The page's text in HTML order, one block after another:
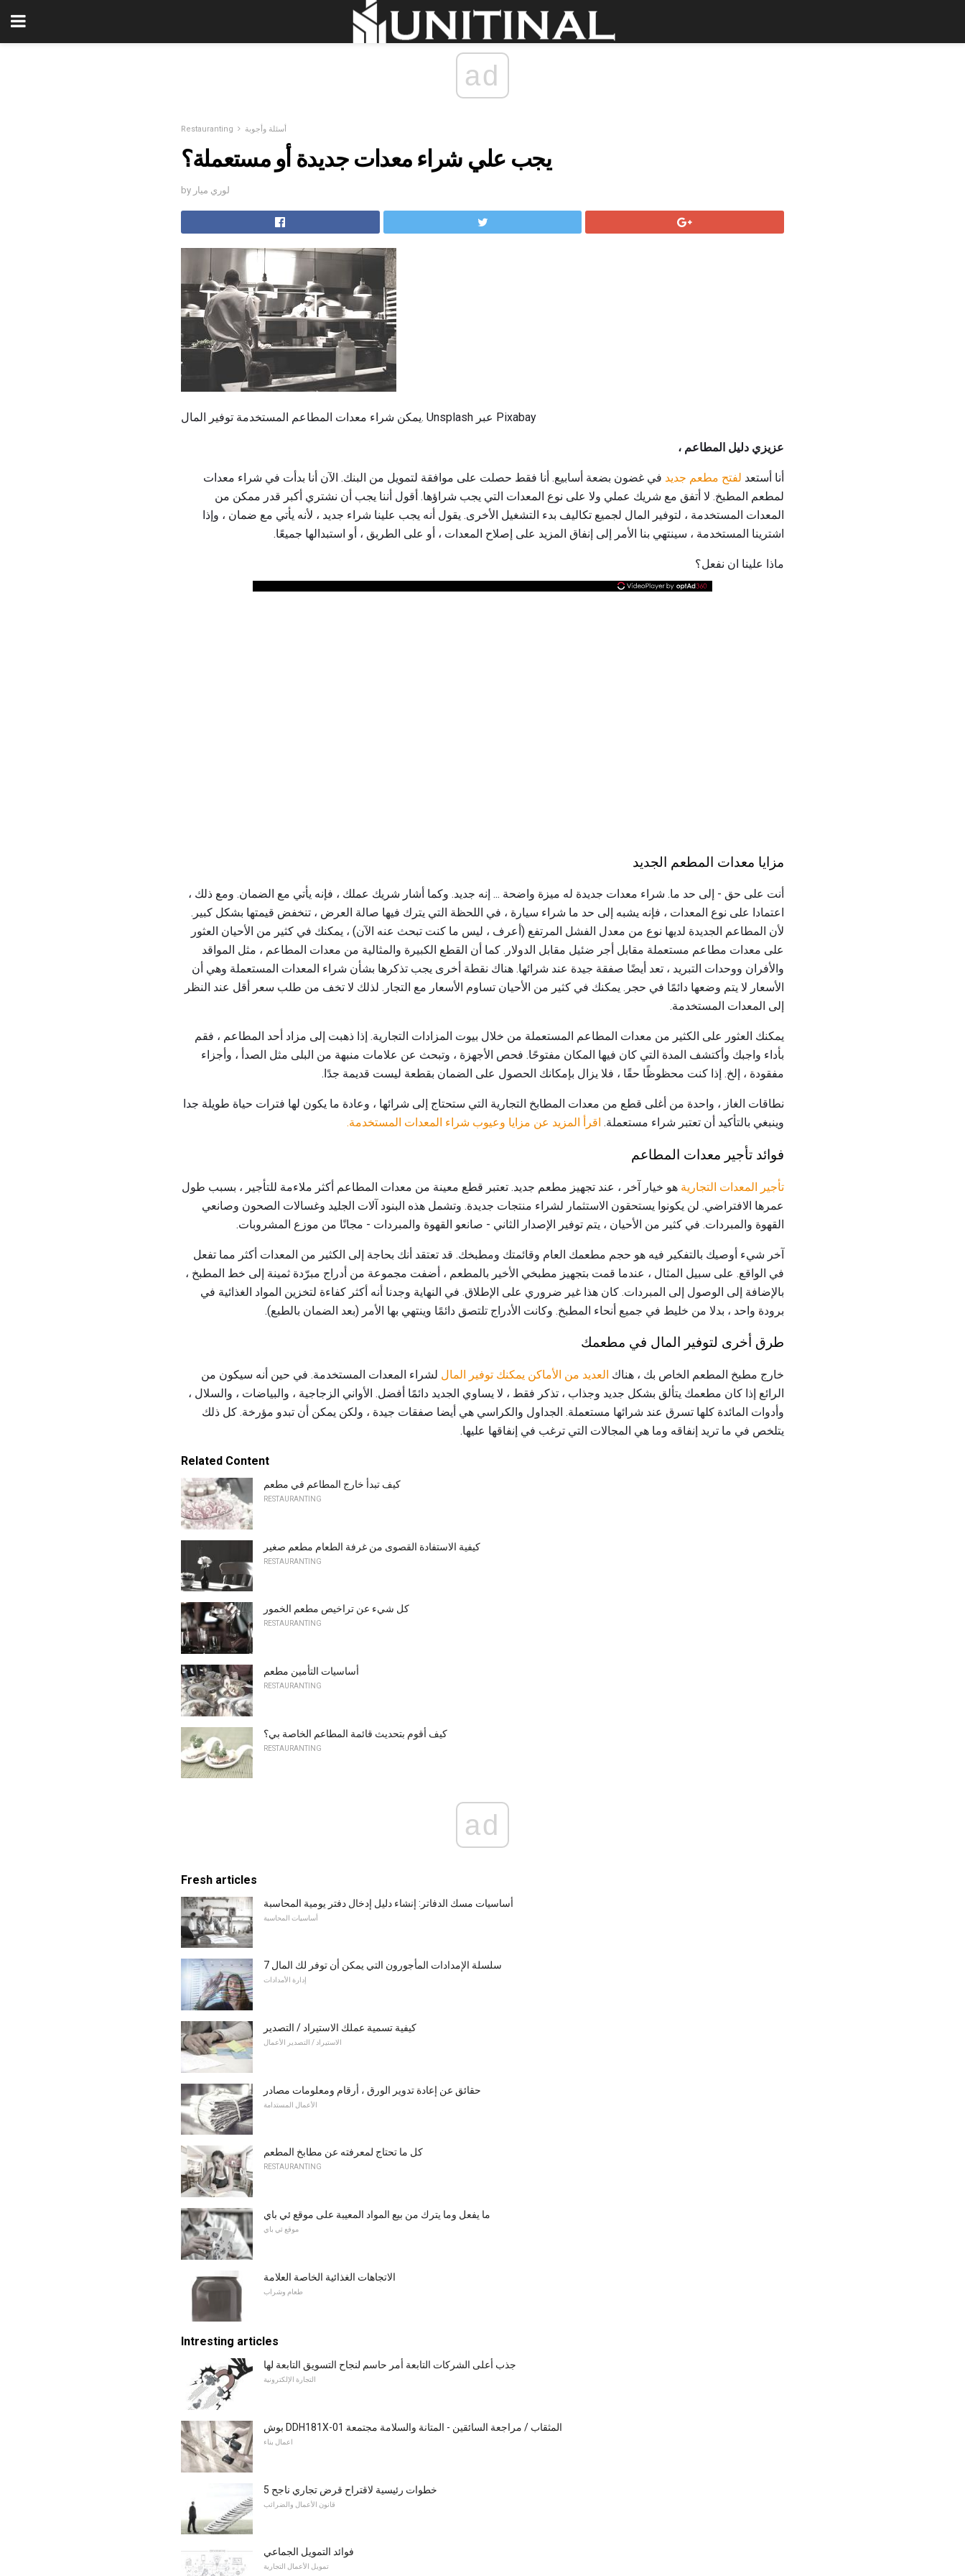
ad
Restauranting أسئلة وأجوبة
يجب علي شراء معدات جديدة أو مستعملة؟
by لوري ميار
يمكن شراء معدات المطاعم المستخدمة توفير المال. Unsplash عبر Pixabay
عزيزي دليل المطاعم ،
أنا أستعد لفتح مطعم جديد في غضون بضعة أسابيع. أنا فقط حصلت على موافقة لتمويل من البنك. الآن أنا بدأت في شراء معدات
لمطعم المطبخ. لا أتفق مع شريك عملي ولا على نوع المعدات التي يجب شراؤها. أقول أننا يجب أن نشتري أكبر قدر ممكن من
المعدات المستخدمة ، لتوفير المال لجميع تكاليف بدء التشغيل الأخرى. يقول أنه يجب علينا شراء جديد ، لأنه يأتي مع ضمان ، وإذا
اشترينا المستخدمة ، سينتهي بنا الأمر إلى إنفاق المزيد على إصلاح المعدات ، أو على الطريق ، أو استبدالها جميعًا.
ماذا علينا ان نفعل؟
مزايا معدات المطعم الجديد
أنت على حق - إلى حد ما. شراء معدات جديدة له ميزة واضحة ... إنه جديد. وكما أشار شريك عملك ، فإنه يأتي مع الضمان. ومع ذلك ،
اعتمادا على نوع المعدات ، فإنه يشبه إلى حد ما شراء سيارة ، في اللحظة التي يترك فيها صالة العرض ، تنخفض قيمتها بشكل كبير.
لأن المطاعم الجديدة لديها نوع من معدل الفشل المرتفع (أعرف ، ليس ما كنت تبحث عنه الآن) ، يمكنك في كثير من الأحيان العثور
على معدات مطاعم مستعملة مقابل أجر ضئيل مقابل الدولار. كما أن القطع الكبيرة والمثالية من معدات المطاعم ، مثل المواقد
والأفران ووحدات التبريد ، تعد أيضًا صفقة جيدة عند شرائها. هناك نقطة أخرى يجب تذكرها بشأن شراء المعدات المستعملة وهي أن
الأسعار لا يتم وضعها دائمًا في حجر. يمكنك في كثير من الأحيان تساوم الأسعار مع التجار. لذلك لا تخف من طلب سعر أقل عند النظر
إلى المعدات المستخدمة.
يمكنك العثور على الكثير من معدات المطاعم المستعملة من خلال بيوت المزادات التجارية. إذا ذهبت إلى مزاد أحد المطاعم ، فقم
بأداء واجبك وأكتشف المدة التي كان فيها المكان مفتوحًا. فحص الأجهزة ، وتبحث عن علامات منبهة من البلى مثل الصدأ ، وأجزاء
مفقودة ، إلخ. إذا كنت محظوظًا حقًا ، فلا يزال بإمكانك الحصول على الضمان بقطعة ليست قديمة جدًا.
نطاقات الغاز ، واحدة من أغلى قطع من معدات المطابخ التجارية التي ستحتاج إلى شرائها ، وعادة ما يكون لها فترات حياة طويلة جدا
وينبغي بالتأكيد أن تعتبر شراء مستعملة. اقرأ المزيد عن مزايا وعيوب شراء المعدات المستخدمة.
فوائد تأجير معدات المطاعم
تأجير المعدات التجارية هو خيار آخر ، عند تجهيز مطعم جديد. تعتبر قطع معينة من معدات المطاعم أكثر ملاءمة للتأجير ، بسبب طول
عمرها الافتراضي. لن يكونوا يستحقون الاستثمار لشراء منتجات جديدة. وتشمل هذه البنود آلات الجليد وغسالات الصحون وصانعي
القهوة والمبردات. في كثير من الأحيان ، يتم توفير الإصدار الثاني - صانعو القهوة والمبردات - مجانًا من موزع المشروبات.
آخر شيء أوصيك بالتفكير فيه هو حجم مطعمك العام وقائمتك ومطبخك. قد تعتقد أنك بحاجة إلى الكثير من المعدات أكثر مما تفعل
في الواقع. على سبيل المثال ، عندما قمت بتجهيز مطبخي الأخير بالمطعم ، أضفت مجموعة من أدراج مبرّدة ثمينة إلى خط المطبخ ،
بالإضافة إلى الوصول إلى المبردات. كان هذا غير ضروري على الإطلاق. في النهاية وجدنا أنه أكثر كفاءة لتخزين المواد الغذائية في
برودة واحد ، بدلا من خليط في جميع أنحاء المطبخ. وكانت الأدراج تلتصق دائمًا وينتهي بها الأمر (بعد الضمان بالطبع).
طرق أخرى لتوفير المال في مطعمك
خارج مطبخ المطعم الخاص بك ، هناك العديد من الأماكن يمكنك توفير المال لشراء المعدات المستخدمة. في حين أنه سيكون من
الرائع إذا كان مطعمك يتألق بشكل جديد وجذاب ، تذكر فقط ، لا يساوي الجديد دائمًا أفضل. الأواني الزجاجية ، والبياضات ، والسلال ،
وأدوات المائدة كلها تسرق عند شرائها مستعملة. الجداول والكراسي هي أيضا صفقات جيدة ، ولكن يمكن أن تبدو مؤرخة. كل ذلك
يتلخص في ما تريد إنفاقه وما هي المجالات التي ترغب في إنفاقها عليها.
Related Content
كيف تبدأ خارج المطاعم في مطعم
RESTAURANTING
كيفية الاستفادة القصوى من غرفة الطعام مطعم صغير
RESTAURANTING
كل شيء عن تراخيص مطعم الخمور
RESTAURANTING
أساسيات التأمين مطعم
RESTAURANTING
كيف أقوم بتحديث قائمة المطاعم الخاصة بي؟
RESTAURANTING
ad
Fresh articles
أساسيات مسك الدفاتر: إنشاء دليل إدخال دفتر يومية المحاسبة
أساسيات المحاسبة
7 سلسلة الإمدادات المأجورون التي يمكن أن توفر لك المال
إدارة الأمدادات
كيفية تسمية عملك الاستيراد / التصدير
الاستيراد / التصدير الأعمال
حقائق عن إعادة تدوير الورق ، أرقام ومعلومات مصادر
الأعمال المستدامة
كل ما تحتاج لمعرفته عن مطابخ المطعم
RESTAURANTING
ما يفعل وما يترك من بيع المواد المعيبة على موقع ئي باي
موقع ئي باي
الاتجاهات الغذائية الخاصة العلامة
طعام وشراب
Intresting articles
جذب أعلى الشركات التابعة أمر حاسم لنجاح التسويق التابعة لها
التجارة الإلكترونية
بوش DDH181X-01 المثقاب / مراجعة السائقين - المتانة والسلامة مجتمعة
اعمال بناء
5 خطوات رئيسية لاقتراح قرض تجاري ناجح
قانون الأعمال والضرائب
فوائد التمويل الجماعي
تمويل الأعمال التجارية